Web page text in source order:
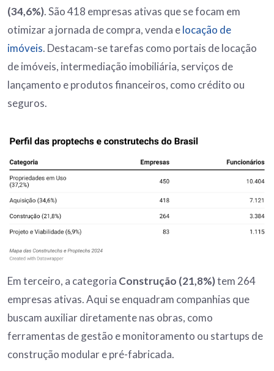
(34,6%). São 418 empresas ativas que se focam em
otimizar a jornada de compra, venda elocação de
imóveis. Destacam-se tarefas como portais de locação
de imóveis, intermediação imobiliária, serviços de
lançamento e produtos financeiros, como crédito ou
seguros.
Em terceiro, a categoria Construção (21,8%)tem 264
empresas ativas. Aqui se enquadram companhias que
buscam auxiliar diretamente nas obras, como
ferramentas de gestão e monitoramento ou startups de
construção modular e pré-fabricada.